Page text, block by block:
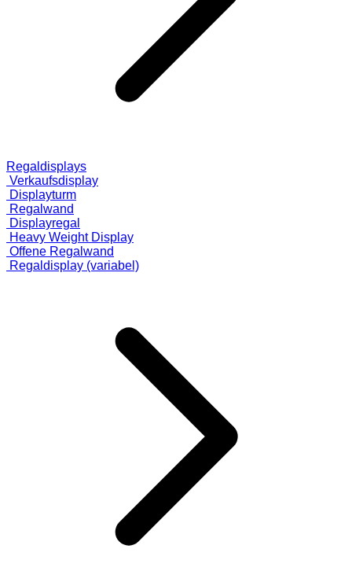
Regaldisplays
Verkaufsdisplay
Displayturm
Regalwand
Displayregal
Heavy Weight Display
Offene Regalwand
Regaldisplay (variabel)